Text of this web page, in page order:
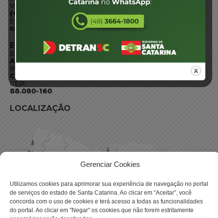
Gerenciar Cookies
Utilizamos cookies para aprimorar sua experiência de navegação no portal
de serviços do estado de Santa Catarina. Ao clicar em “Aceitar”, você
concorda com o uso de cookies e terá acesso a todas as funcionalidades
do portal. Ao clicar em "Negar" os cookies que não forem estritamente
WhatsApp:
(48) 3664-1800
E-mail:
centraldeinformacoes@detran.sc.gov.br
ENDEREÇO
Endereço:
Av. Almirante Tamandaré - 480
Bairro:
Coqueiros, Florianópolis SC
CEP:
88.080-160
LOCALIZAÇÃO